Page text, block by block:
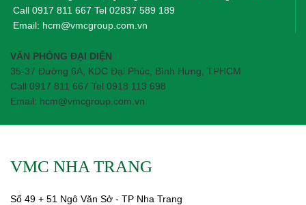
Call 0917 811 667 Tel 02837 589 189
Email: hcm@vmcgroup.com.vn
VĂN PHÒNG ĐẠI DIỆN
35-37 Đường 6A, KDC Đại Phúc, Bình Hưng, TPHCM
Call 0917 811 667 Tel 0918 113 698
Email: hcm@vmcgroup.com.vn
VMC NHA TRANG
Số 49 + 51 Ngô Văn Sở - TP Nha Trang